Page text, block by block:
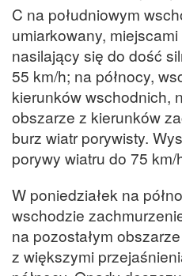
C na południowym
umiarkowany,
nasilający się do dość
55 km/h; na północy,
kierunków wschodnich,
obszarze z kierunków
burz wiatr porywisty.
porywy wiatru do 75 km/
W poniedziałek na
wschodzie
na pozostałym
z większymi